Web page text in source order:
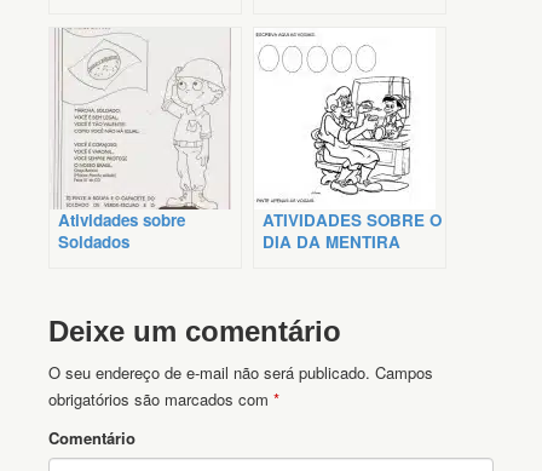
Atividades sobre
Soldados
ATIVIDADES SOBRE O
DIA DA MENTIRA
Deixe um comentário
O seu endereço de e-mail não será publicado. Campos
obrigatórios são marcados com *
Comentário